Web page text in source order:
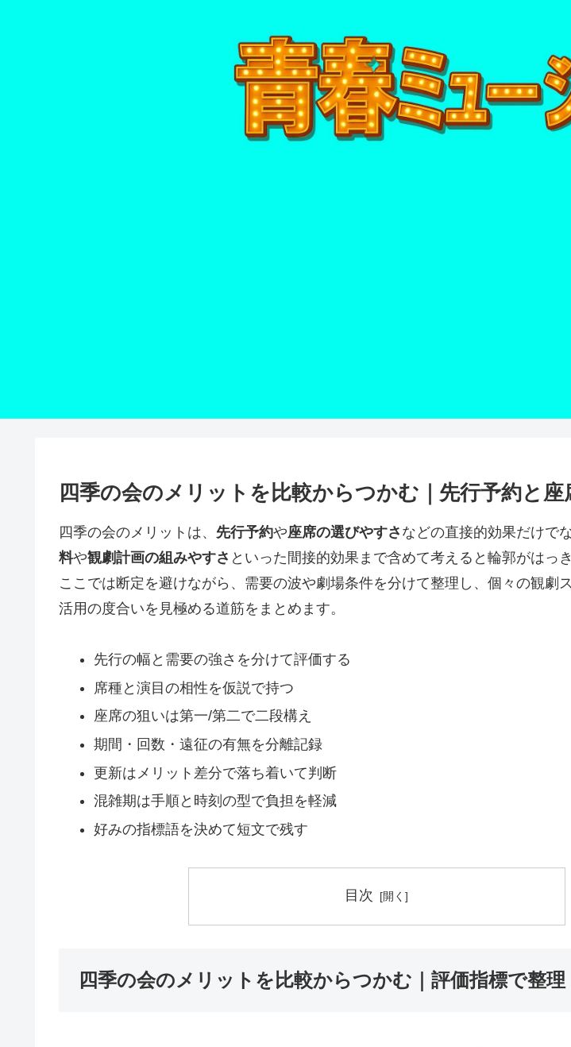
四季の会のメリットを比較からつかむ｜先行予約と座
四季の会のメリットは、 先行予約や座席の選びやすさ などの直接的効果だけでな
料や観劇計画の組みやすさ といった間接的効果まで含めて考えると輪郭がはっ
ここでは断定を避けながら、需要の波や劇場条件を分けて整理し、個々の観劇
活用の度合いを見極める道筋をまとめます。
先行の幅と需要の強さを分けて評価する
席種と演目の相性を仮説で持つ
座席の狙いは第一/第二で二段構え
期間・回数・遠征の有無を分離記録
更新はメリット差分で落ち着いて判断
混雑期は手順と時刻の型で負担を軽減
好みの指標語を決めて短文で残す
目次
四季の会のメリットを比較からつかむ｜評価指標で整理